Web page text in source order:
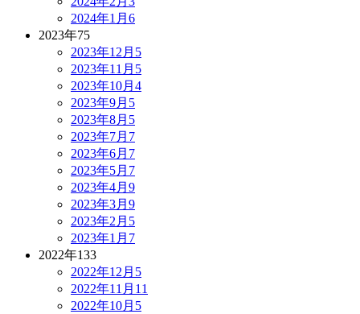
2024年1月 6
2023年75
2023年12月 5
2023年11月 5
2023年10月 4
2023年9月 5
2023年8月 5
2023年7月 7
2023年6月 7
2023年5月 7
2023年4月 9
2023年3月 9
2023年2月 5
2023年1月 7
2022年133
2022年12月 5
2022年11月 11
2022年10月 5